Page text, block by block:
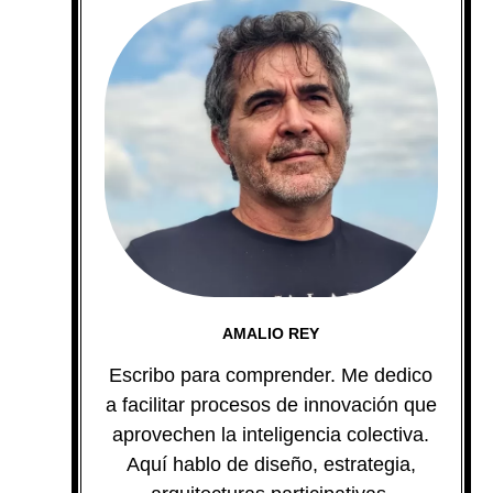
AMALIO REY
Escribo para comprender. Me dedico
a facilitar procesos de innovación que
aprovechen la inteligencia colectiva.
Aquí hablo de diseño, estrategia,